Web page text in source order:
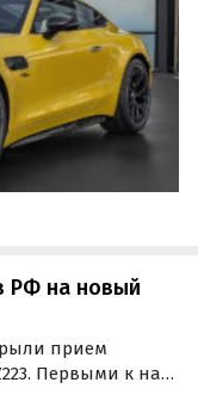
РФ на новый
прием
Первыми к нам